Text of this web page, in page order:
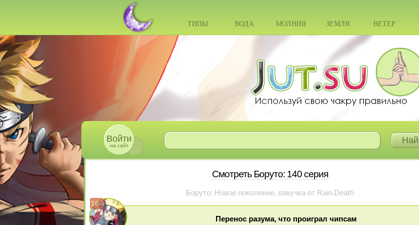
ТИПЫ ВОДА МОЛНИЯ ЗЕМЛЯ ВЕТЕР
Войти
на сайт
Смотреть Боруто: 140 серия
Боруто: Новое поколение, озвучка от Rain.Death
16+
Перенос разума, что проиграл чипсам